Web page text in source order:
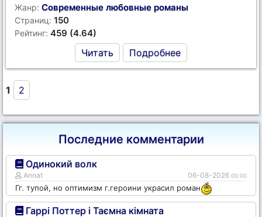
Жанр: Современные любовные романы
Страниц: 150
Рейтинг: 459 (4.64)
Читать Подробнее
1 2
Последние комментарии
Одинокий волк
Annat 06-08-2026 00:00
Гг. тупой, но оптимизм г.героини украсил роман
Гаррі Поттер і Таємна кімната